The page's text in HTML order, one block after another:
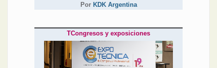
Por KDK Argentina
TCongresos y exposiciones